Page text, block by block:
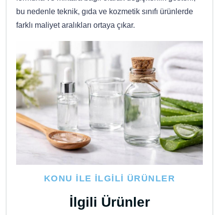
bu nedenle teknik, gıda ve kozmetik sınıfı ürünlerde
farklı maliyet aralıkları ortaya çıkar.
KONU İLE İLGILI ÜRÜNLER
İlgili Ürünler